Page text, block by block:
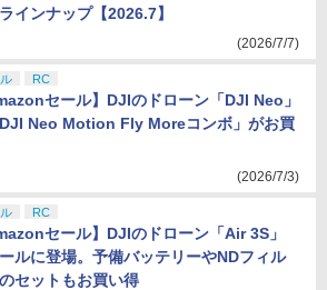
インナップ【2026.7】
(2026/7/7)
RC
セール】DJIのドローン「DJI Neo」
Neo Motion Fly Moreコンボ」がお買
(2026/7/3)
RC
セール】DJIのドローン「Air 3S」
ルに登場。予備バッテリーやNDフィル
セットもお買い得